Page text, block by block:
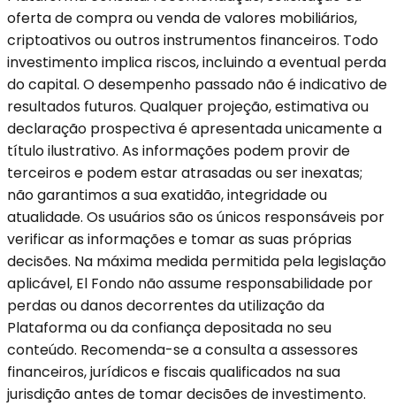
oferta de compra ou venda de valores mobiliários,
criptoativos ou outros instrumentos financeiros. Todo
investimento implica riscos, incluindo a eventual perda
do capital. O desempenho passado não é indicativo de
resultados futuros. Qualquer projeção, estimativa ou
declaração prospectiva é apresentada unicamente a
título ilustrativo. As informações podem provir de
terceiros e podem estar atrasadas ou ser inexatas;
não garantimos a sua exatidão, integridade ou
atualidade. Os usuários são os únicos responsáveis por
verificar as informações e tomar as suas próprias
decisões. Na máxima medida permitida pela legislação
aplicável, El Fondo não assume responsabilidade por
perdas ou danos decorrentes da utilização da
Plataforma ou da confiança depositada no seu
conteúdo. Recomenda-se a consulta a assessores
financeiros, jurídicos e fiscais qualificados na sua
jurisdição antes de tomar decisões de investimento.